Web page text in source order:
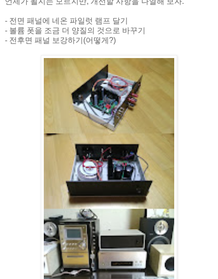
- 전면 패널에 네온 파일럿 램프 달기
- 볼륨 폿을 조금 더 양질의 것으로 바꾸기
- 전후면 패널 보강하기(어떻게?)